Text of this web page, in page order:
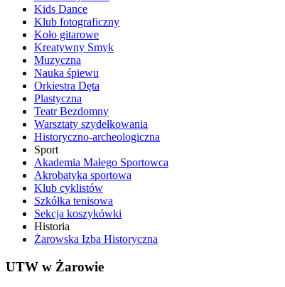
Kids Dance
Klub fotograficzny
Koło gitarowe
Kreatywny Smyk
Muzyczna
Nauka śpiewu
Orkiestra Dęta
Plastyczna
Teatr Bezdomny
Warsztaty szydełkowania
Historyczno-archeologiczna
Sport
Akademia Małego Sportowca
Akrobatyka sportowa
Klub cyklistów
Szkółka tenisowa
Sekcja koszykówki
Historia
Żarowska Izba Historyczna
UTW w Żarowie